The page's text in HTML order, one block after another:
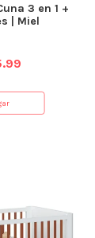
3 en 1 +
| Miel